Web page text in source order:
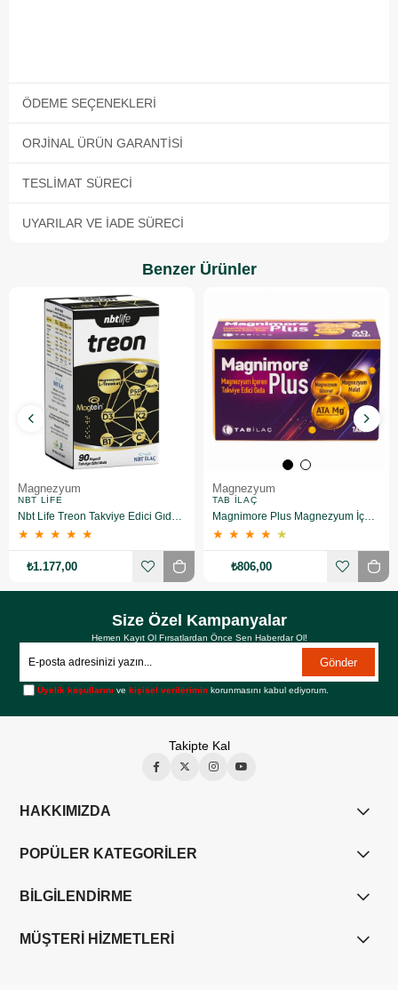
ÖDEME SEÇENEKLERI
ORJINAL ÜRÜN GARANTISI
TESLIMAT SÜRECI
UYARILAR VE İADE SÜRECI
Benzer Ürünler
Magnezyum
NBT LIFE
Nbt Life Treon Takviye Edici Gıda 90 Kapsül
★ ★ ★ ★ ★
₺1.177,00
Magnezyum
TAB İLAÇ
Magnimore Plus Magnezyum İçeren Takviye Edici Gıda 60 Kapsül
★ ★ ★ ★ ★
₺806,00
Size Özel Kampanyalar
Hemen Kayıt Ol Fırsatlardan Önce Sen Haberdar Ol!
Gönder
Üyelik koşullarını vekişisel verilerimin korunmasını kabul ediyorum.
Takipte Kal
HAKKIMIZDA
POPÜLER KATEGORİLER
BİLGİLENDİRME
MÜŞTERİ HİZMETLERİ